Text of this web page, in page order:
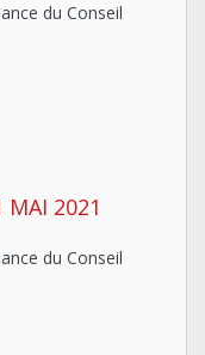
du Conseil
MAI 2021
du Conseil